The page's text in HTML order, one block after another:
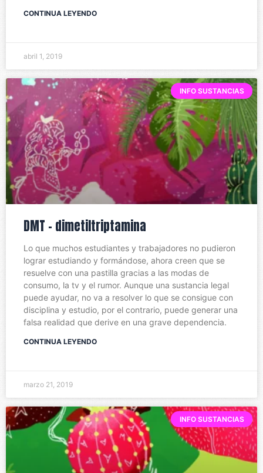
CONTINUA LEYENDO
abril 1, 2019
INFO SUSTANCIAS
DMT – dimetiltriptamina
Lo que muchos estudiantes y trabajadores no pudieron
lograr estudiando y formándose, ahora creen que se
resuelve con una pastilla gracias a las modas de
consumo, la tv y el rumor. Aunque una sustancia legal
puede ayudar, no va a resolver lo que se consigue con
disciplina y estudio, por el contrario, puede generar una
falsa realidad que derive en una grave dependencia.
CONTINUA LEYENDO
marzo 21, 2019
INFO SUSTANCIAS